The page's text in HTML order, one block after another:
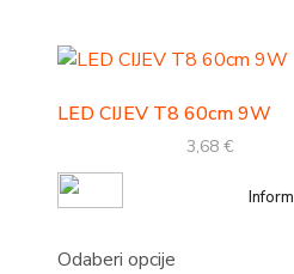
LED CIJEV T8 60cm 9W
3,68 €
Odaberi opcije